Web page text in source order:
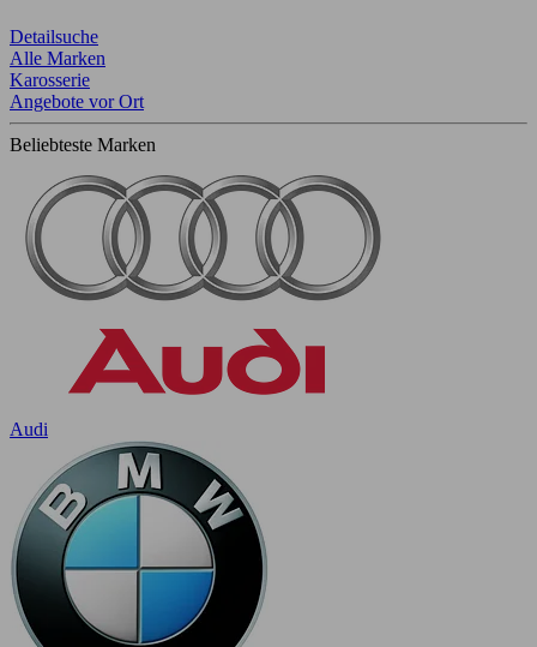
Detailsuche
Alle Marken
Karosserie
Angebote vor Ort
Beliebteste Marken
Audi